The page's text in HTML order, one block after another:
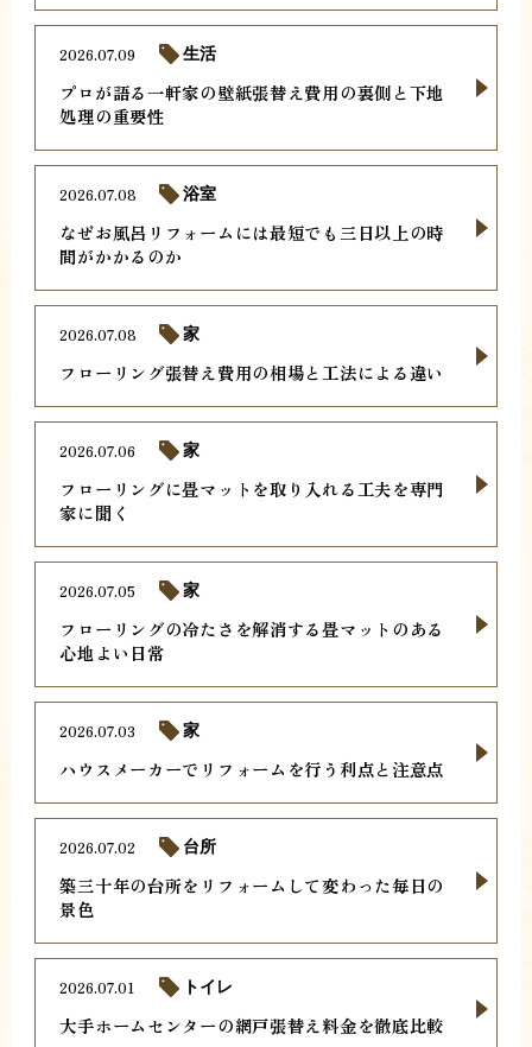
プロが語る一軒家の壁紙張替え費用の裏側と下地
処理の重要性
2026.07.09 生活
なぜお風呂リフォームには最短でも三日以上の時
間がかかるのか
2026.07.08 浴室
フローリング張替え費用の相場と工法による違い
2026.07.08 家
フローリングに畳マットを取り入れる工夫を専門
家に聞く
2026.07.06 家
フローリングの冷たさを解消する畳マットのある
心地よい日常
2026.07.05 家
ハウスメーカーでリフォームを行う利点と注意点
2026.07.03 家
築三十年の台所をリフォームして変わった毎日の
景色
2026.07.02 台所
大手ホームセンターの網戸張替え料金を徹底比較
2026.07.01 トイレ